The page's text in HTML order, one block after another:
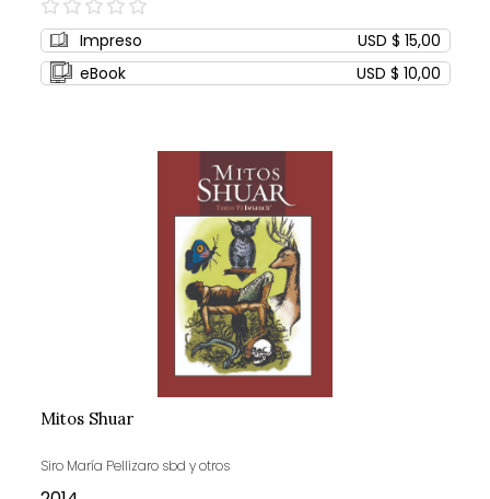
0%
Impreso
USD $ 15,00
eBook
USD $ 10,00
Mitos Shuar
Siro María Pellizaro sbd y otros